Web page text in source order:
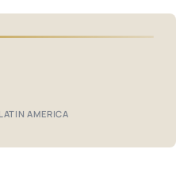
AMERICA